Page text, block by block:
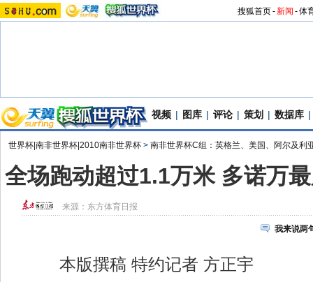
搜狐首页-新闻 -体
视频 | 图库 | 评论 | 策划 | 数据库 |
世界杯|南非世界杯|2010南非世界杯 > 南非世界杯C组：英格兰、美国、阿尔及利
全场跑动超过1.1万米 多诺万
来源： 东方体育日报
我来说两
本版撰稿 特约记者 方正宇